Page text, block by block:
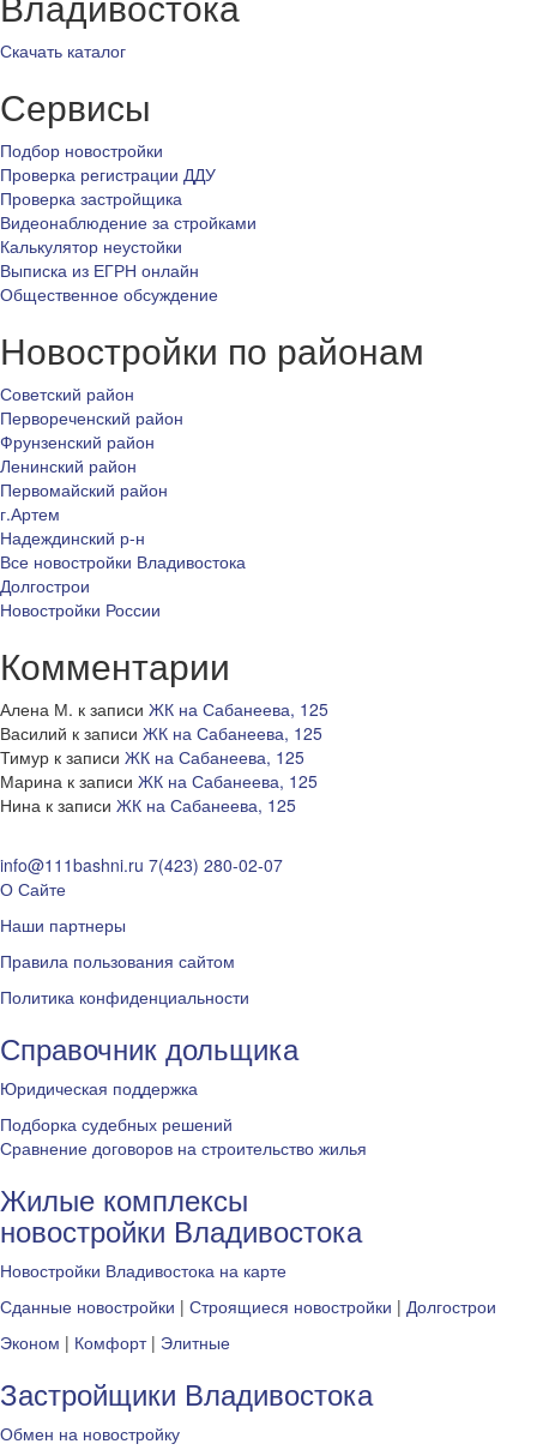
Скачать каталог
Сервисы
Подбор новостройки
Проверка регистрации ДДУ
Проверка застройщика
Видеонаблюдение за стройками
Калькулятор неустойки
Выписка из ЕГРН онлайн
Общественное обсуждение
Новостройки по районам
Советский район
Первореченский район
Фрунзенский район
Ленинский район
Первомайский район
г.Артем
Надеждинский р-н
Все новостройки Владивостока
Долгострои
Новостройки России
Комментарии
Алена М. к записи ЖК на Сабанеева, 125
Василий к записи ЖК на Сабанеева, 125
Тимур к записи ЖК на Сабанеева, 125
Марина к записи ЖК на Сабанеева, 125
Нина к записи ЖК на Сабанеева, 125
info@111bashni.ru 7(423) 280-02-07
О Сайте
Наши партнеры
Правила пользования сайтом
Политика конфиденциальности
Справочник дольщика
Юридическая поддержка
Подборка судебных решений
Сравнение договоров на строительство жилья
Жилые комплексы
новостройки Владивостока
Новостройки Владивостока на карте
Сданные новостройки | Строящиеся новостройки | Долгострои
Эконом | Комфорт| Элитные
Застройщики Владивостока
Обмен на новостройку